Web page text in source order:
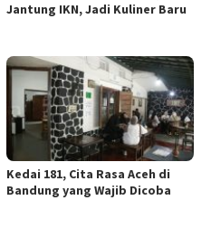
Jantung IKN, Jadi Kuliner Baru
Kedai 181, Cita Rasa Aceh di
Bandung yang Wajib Dicoba